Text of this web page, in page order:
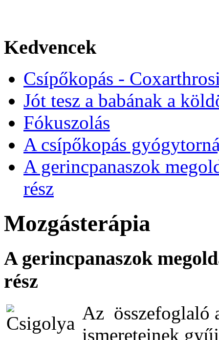
Kedvencek
Csípőkopás -
Jót tesz a babának a
Fókuszolás
A csípőkopás
A gerincpanaszok
rész
Mozgásterápia
A gerincpanaszok
rész
Az összefoglaló
ismereteinek